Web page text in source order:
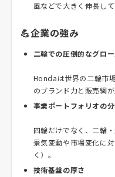
風などで大きく伸長し
💪企業の強み
二輪での圧倒的なグロ
Hondaは世界の二輪市
のブランド力と販売網
事業ポートフォリオの
四輪だけでなく、二輪
景気変動や市場変化に
く）。
技術基盤の厚さ